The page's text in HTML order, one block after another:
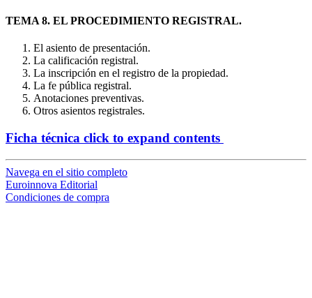
TEMA 8. EL PROCEDIMIENTO REGISTRAL.
El asiento de presentación.
La calificación registral.
La inscripción en el registro de la propiedad.
La fe pública registral.
Anotaciones preventivas.
Otros asientos registrales.
Ficha técnica click to expand contents
Navega en el sitio completo
Euroinnova Editorial
Condiciones de compra